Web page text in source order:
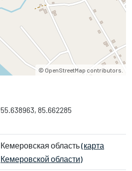
© OpenStreetMap contributors.
55.638963, 85.662285
Кемеровская область(карта
Кемеровской области)